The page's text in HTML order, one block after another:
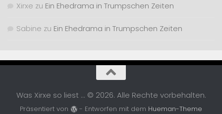
Xirxe zu Ein Ehedrama in Trumpschen Zeiten
Sabine zu Ein Ehedrama in Trumpschen Zeiten
Was Xirxe so liest ... © 2026. Alle Rechte vorbehalten.
Präsentiert von - Entworfen mit dem Hueman-Theme